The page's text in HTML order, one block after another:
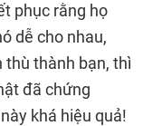
phục rằng họ
dễ cho nhau,
thù thành bạn, thì
đã chứng
khá hiệu quả!